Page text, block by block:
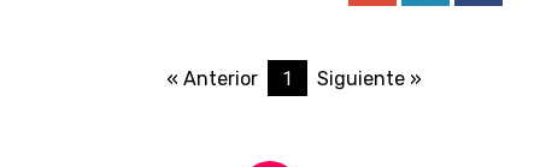
« Anterior 1 Siguiente »